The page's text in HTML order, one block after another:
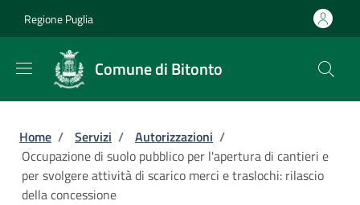
Regione Puglia
Comune di Bitonto
Briciole di pane
Home / Servizi / Autorizzazioni /
Occupazione di suolo pubblico per l'apertura di cantieri e
per svolgere attività di scarico merci e traslochi: rilascio
della concessione